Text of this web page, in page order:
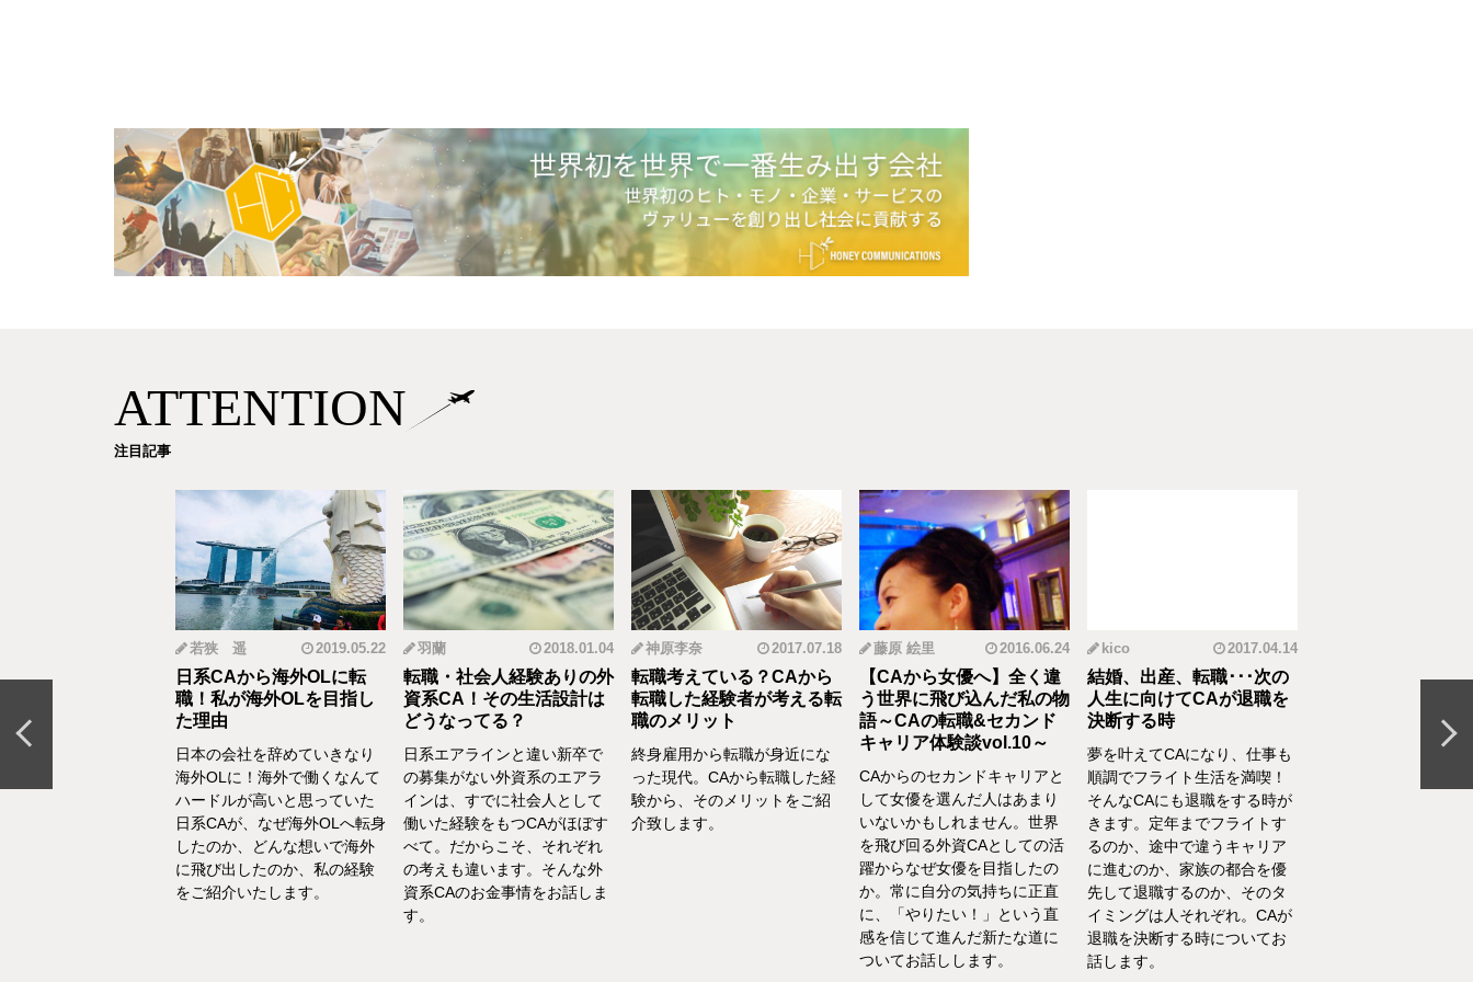
ATTENTION
注目記事
ら野菜ソムリエ
の転職＆セカン
ア体験談vol.13～
若狭 遥 2019.05.22
日系CAから海外OLに転
職！私が海外OLを目指し
た理由
日本の会社を辞めていきなり
海外OLに！海外で働くなんて
ハードルが高いと思っていた
日系CAが、なぜ海外OLへ転身
したのか、どんな想いで海外
に飛び出したのか、私の経験
をご紹介いたします。
羽蘭 2018.01.04
転職・社会人経験ありの外
資系CA！その生活設計は
どうなってる？
日系エアラインと違い新卒で
の募集がない外資系のエアラ
インは、すでに社会人として
働いた経験をもつCAがほぼす
べて。だからこそ、それぞれ
の考えも違います。そんな外
資系CAのお金事情をお話しま
す。
神原李奈 2017.07.18
転職考えている？CAから
転職した経験者が考える転
職のメリット
終身雇用から転職が身近にな
った現代。CAから転職した経
験から、そのメリットをご紹
介致します。
藤原 絵里 2016.06.24
【CAから女優へ】全く違
う世界に飛び込んだ私の物
語～CAの転職&セカンド
キャリア体験談vol.10～
CAからのセカンドキャリアと
して女優を選んだ人はあまり
いないかもしれません。世界
を飛び回る外資CAとしての活
躍からなぜ女優を目指したの
か。常に自分の気持ちに正直
に、「やりたい！」という直
感を信じて進んだ新たな道に
ついてお話しします。
kico 2017.04.14
結婚、出産、転職･･･次の
人生に向けてCAが退職を
決断する時
夢を叶えてCAになり、仕事も
順調でフライト生活を満喫！
そんなCAにも退職をする時が
きます。定年までフライトす
るのか、途中で違うキャリア
に進むのか、家族の都合を優
先して退職するのか、そのタ
イミングは人それぞれ。CAが
退職を決断する時についてお
話します。
元CAの育児論！離
間を持ちたいをCA